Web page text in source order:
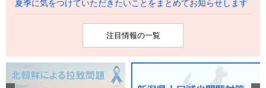
夏季に気をつけていただきたいことをまとめてお知らせします
注目情報の一覧